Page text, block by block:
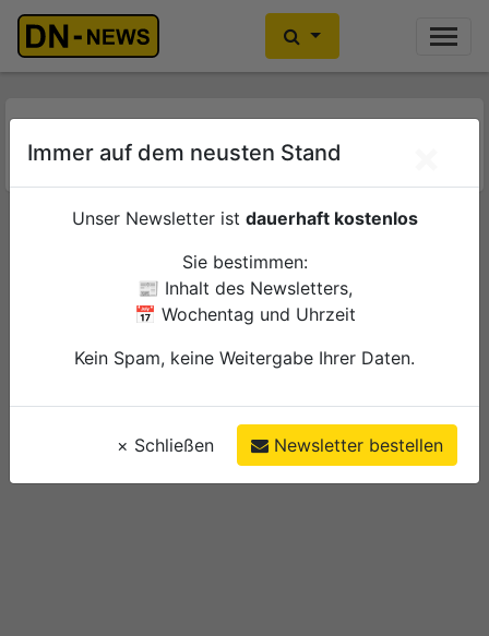
Ihre Anzeige hier? Jetzt informieren
Tag:7. Juli 2026
Unbekannte entwenden
Kupferkabel aus dem Brainergy
Jülich
Polizei
Immer auf dem neusten Stand
Unser Newsletter ist dauerhaft kostenlos
Sie bestimmen:
📰 Inhalt des Newsletters,
📅 Wochentag und Uhrzeit
Kein Spam, keine Weitergabe Ihrer Daten.
× Schließen Newsletter bestellen